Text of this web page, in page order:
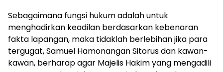
Sebagaimana fungsi hukum adalah untuk
menghadirkan keadilan berdasarkan kebenaran
fakta lapangan, maka tidaklah berlebihan jika para
tergugat, Samuel Hamonangan Sitorus dan kawan-
kawan, berharap agar Majelis Hakim yang mengadili